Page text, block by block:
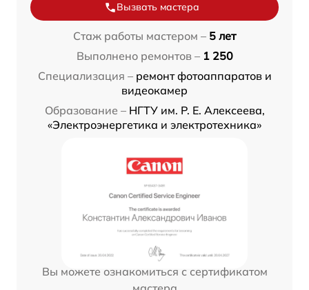
Вызвать мастера
Стаж работы мастером – 5 лет
Выполнено ремонтов – 1 250
Специализация – ремонт фотоаппаратов и
видеокамер
Образование – НГТУ им. Р. Е. Алексеева,
«Электроэнергетика и электротехника»
Вы можете ознакомиться с сертификатом